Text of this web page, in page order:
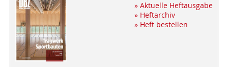
» Aktuelle Heftausgabe
» Heftarchiv
» Heft bestellen